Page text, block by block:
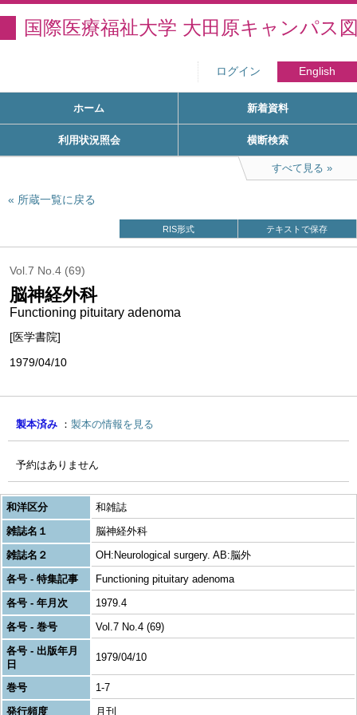
国際医療福祉大学 大田原キャンパス
ログイン English
ホーム 新着資料
利用状況照会 横断検索
すべて見る
所蔵一覧に戻る
RIS形式 テキストで保存
Vol.7 No.4 (69)
脳神経外科
Functioning pituitary adenoma
[医学書院]
1979/04/10
製本済み 製本の情報を見る
予約はありません
和洋区分
和雑誌
雑誌名１
脳神経外科
雑誌名２
OH:Neurological surgery. AB:脳外
各号 - 特集記事
Functioning pituitary adenoma
各号 - 年月次
1979.4
各号 - 巻号
Vol.7 No.4 (69)
各号 - 出版年月
日
1979/04/10
巻号
1-7
発行頻度
月刊